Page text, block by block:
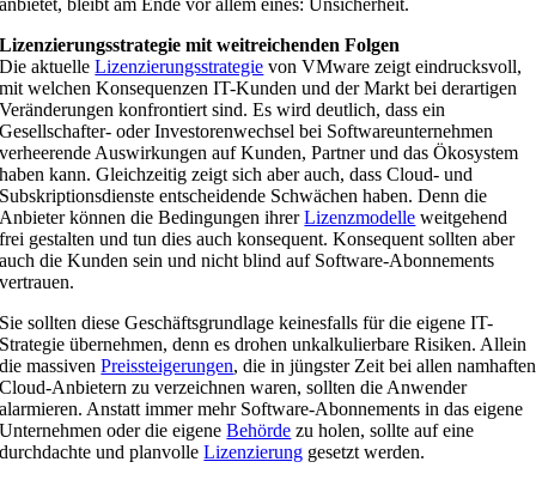
Lizenzierungsstrategie mit weitreichenden Folgen
Die aktuelleLizenzierungsstrategie von VMware zeigt eindrucksvoll,
mit welchen Konsequenzen IT-Kunden und der Markt bei derartigen
Veränderungen konfrontiert sind. Es wird deutlich, dass ein
Gesellschafter- oder Investorenwechsel bei Softwareunternehmen
verheerende Auswirkungen auf Kunden, Partner und das Ökosystem
haben kann. Gleichzeitig zeigt sich aber auch, dass Cloud- und
Subskriptionsdienste entscheidende Schwächen haben. Denn die
Anbieter können die Bedingungen ihrerLizenzmodelle weitgehend
frei gestalten und tun dies auch konsequent. Konsequent sollten aber
auch die Kunden sein und nicht blind auf Software-Abonnements
vertrauen.
Sie sollten diese Geschäftsgrundlage keinesfalls für die eigene IT-
Strategie übernehmen, denn es drohen unkalkulierbare Risiken. Allein
die massivenPreissteigerungen, die in jüngster Zeit bei allen namhaften
Cloud-Anbietern zu verzeichnen waren, sollten die Anwender
alarmieren. Anstatt immer mehr Software-Abonnements in das eigene
Unternehmen oder die eigeneBehörde zu holen, sollte auf eine
durchdachte und planvolleLizenzierung gesetzt werden.